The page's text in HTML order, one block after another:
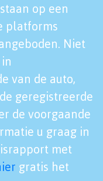
op een
platforms
Niet
van de auto,
geregistreerde
de voorgaande
u graag in
met
gratis het